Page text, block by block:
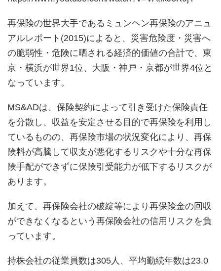
再保険の世界大手であるミュンヘン再保険のアニュ
アルレポート(2015)によると、災害危険度・災害へ
の脆弱性・危険に晒される経済的価値の合計で、東
京・横浜が世界1位、大阪・神戸・京都が世界4位と
なっています。
MS&ADは、保険契約によって引き受けた保険責任
を分散し、収益を安定させる目的で再保険を利用し
ているものの、再保険市場の状況変化により、再保
険料が高騰して収支が悪化するリスクや十分な再保
険手配ができずに保険引受能力が低下するリスクが
あります。
加えて、再保険会社の破綻等により再保険金の回収
ができなくなるという再保険会社の信用リスクを負
っています。
持株会社の従業員数は305人、平均勤続年数は23.0